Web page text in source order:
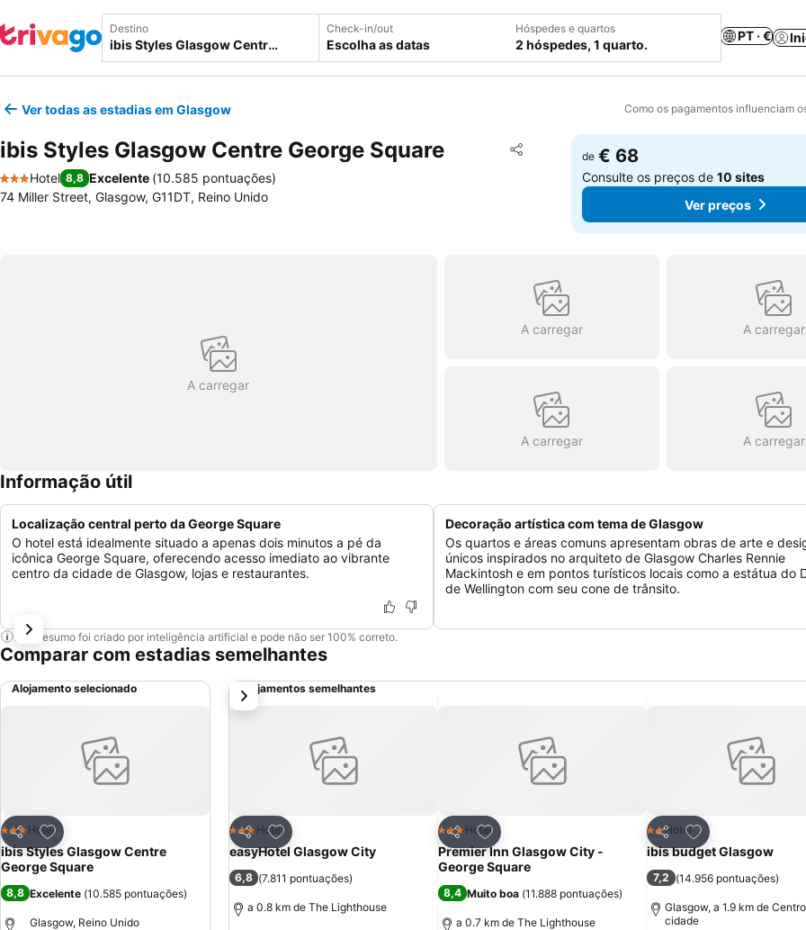
Destino Check-in/out
Escolha as datas
Hóspedes e quartos
2 hóspedes, 1 quarto.
PT · €
Ver todas as estadias em Glasgow Como os pagamentos influenciam
ibis Styles Glasgow Centre George Square Partilhar
Adicionar aos favoritos
3 Estrelas
Hotel 8,8 Excelente (10.585 pontuações)
74 Miller Street, Glasgow, G11DT, Reino Unido
de € 68
Consulte os preços de10 sites
Ver preços
A carregar
A carregar A carregar
A carregar A carregar
Informação útil
Localização central perto da George Square
O hotel está idealmente situado a apenas dois minutos a pé da
icônica George Square, oferecendo acesso imediato ao vibrante
centro da cidade de Glasgow, lojas e restaurantes.
Decoração artística com tema de Glasgow
Os quartos e áreas comuns apresentam obras de arte e
únicos inspirados no arquiteto de Glasgow Charles Rennie
Mackintosh e em pontos turísticos locais como a estátua do
de Wellington com seu cone de trânsito.
Este resumo foi criado por inteligência artificial e pode não ser 100% correto.
Comparar com estadias semelhantes
Alojamento selecionado
Partilhar
Adicionar aos favoritos
3 Estrelas
Hotel
ibis Styles Glasgow Centre
George Square
8,8 Excelente (10.585 pontuações)
Glasgow, Reino Unido
Alojamentos semelhantes
Partilhar
Adicionar aos favoritos
3 Estrelas
Hotel
easyHotel Glasgow City
6,8 (7.811 pontuações)
a 0.8 km de The Lighthouse
Partilhar
Adicionar aos favoritos
3 Estrelas
Hotel
Premier Inn Glasgow City -
George Square
8,4 Muito boa (11.888 pontuações)
a 0.7 km de The Lighthouse
Partilhar
Adicionar aos
2 Estrelas
Hotel
ibis budget Glasgow
7,2 (14.956 pontuações)
Glasgow, a 1.9 km de
cidade
próximo